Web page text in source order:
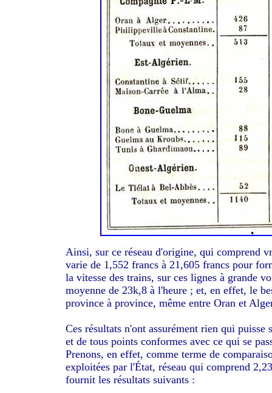
Ainsi, sur ce réseau d'origine, qui comprend
varie de 1,552 francs à 21,605 francs pour
la vitesse des trains, sur ces lignes à grande
moyenne de 23k,8 à l'heure ; et, en effet, le
province à province, même entre Oran et
Ces résultats n'ont assurément rien qui
et de tous points conformes avec ce qui se
Prenons, en effet, comme terme de
exploitées par l'État, réseau qui comprend
fournit les résultats suivants :